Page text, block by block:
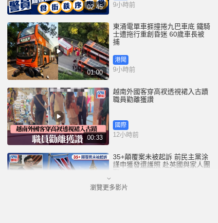
02:45 9小時前
01:00
東涌電單車捱撞捲九巴車底 鐵騎
士遭拖行重創昏迷 60歲車長被
捕
港聞
9小時前
00:33
越南外國客穿高衩透視裙入古蹟
職員勸離獲讚
國際
12小時前
35+顛覆案未被起訴 前民主黨涂
謹申獲發還護照 赴英國與家人團
港聞
瀏覽更多影片